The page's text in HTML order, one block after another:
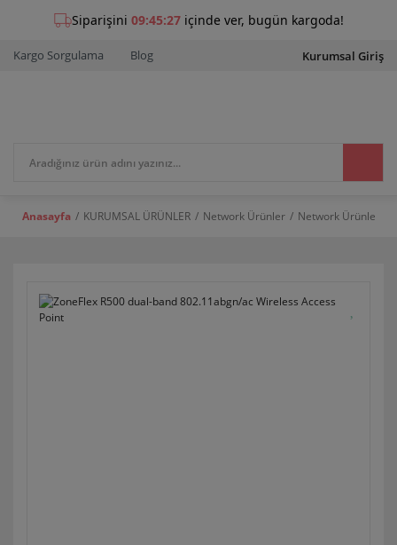
Kargo Sorgulama Blog Kurumsal Giriş
Anasayfa KURUMSAL ÜRÜNLER Network Ürünler Network Ürünleri